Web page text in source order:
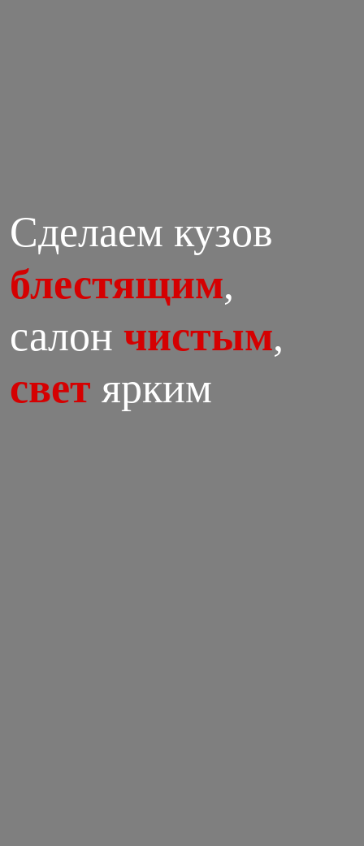
Сделаем кузов
блестящим,
салон чистым,
свет ярким